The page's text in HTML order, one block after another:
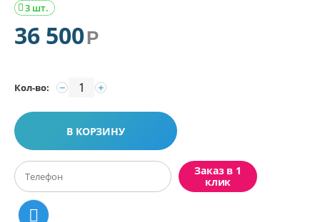
3 шт.

36 500Р
Кол-во: +
−
В КОРЗИНУ
Заказ в 1
клик